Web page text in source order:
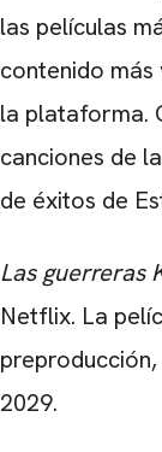
las películas
contenido
la plataforma.
canciones de
de éxitos de
Las guerreras
Netflix. La
2029.